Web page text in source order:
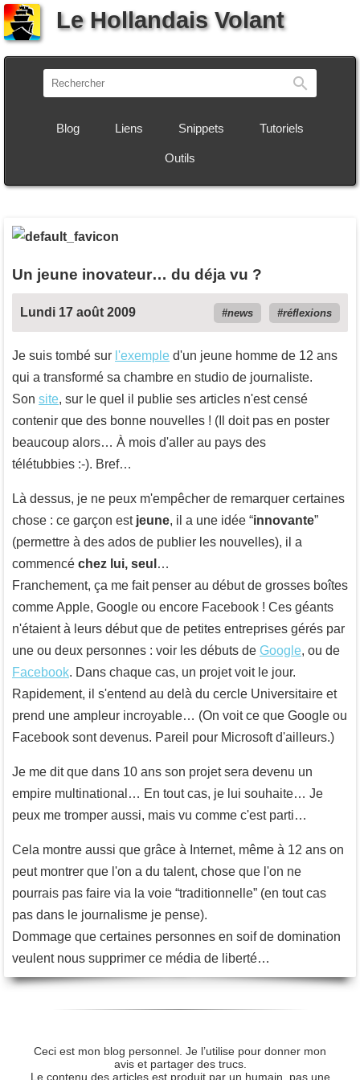
Le Hollandais Volant
Blog Liens Snippets Tutoriels
Outils
Un jeune inovateur… du déja vu ?
Lundi 17 août 2009 news réflexions
Je suis tombé sur l'exemple d'un jeune homme de 12 ans
qui a transformé sa chambre en studio de journaliste.
Son site, sur le quel il publie ses articles n'est censé
contenir que des bonne nouvelles ! (Il doit pas en poster
beaucoup alors… À mois d'aller au pays des
télétubbies :-). Bref…
Là dessus, je ne peux m'empêcher de remarquer certaines
chose : ce garçon est jeune, il a une idée “innovante”
(permettre à des ados de publier les nouvelles), il a
commencé chez lui, seul …
Franchement, ça me fait penser au début de grosses boîtes
comme Apple, Google ou encore Facebook ! Ces géants
n'étaient à leurs début que de petites entreprises gérés par
une ou deux personnes : voir les débuts de Google, ou de
Facebook. Dans chaque cas, un projet voit le jour.
Rapidement, il s'entend au delà du cercle Universitaire et
prend une ampleur incroyable… (On voit ce que Google ou
Facebook sont devenus. Pareil pour Microsoft d'ailleurs.)
Je me dit que dans 10 ans son projet sera devenu un
empire multinational… En tout cas, je lui souhaite… Je
peux me tromper aussi, mais vu comme c'est parti…
Cela montre aussi que grâce à Internet, même à 12 ans on
peut montrer que l'on a du talent, chose que l'on ne
pourrais pas faire via la voie “traditionnelle” (en tout cas
pas dans le journalisme je pense).
Dommage que certaines personnes en soif de domination
veulent nous supprimer ce média de liberté…
Ceci est mon blog personnel. Je l’utilise pour donner mon
avis et partager des trucs.
Le contenu des articles est produit par un humain, pas une